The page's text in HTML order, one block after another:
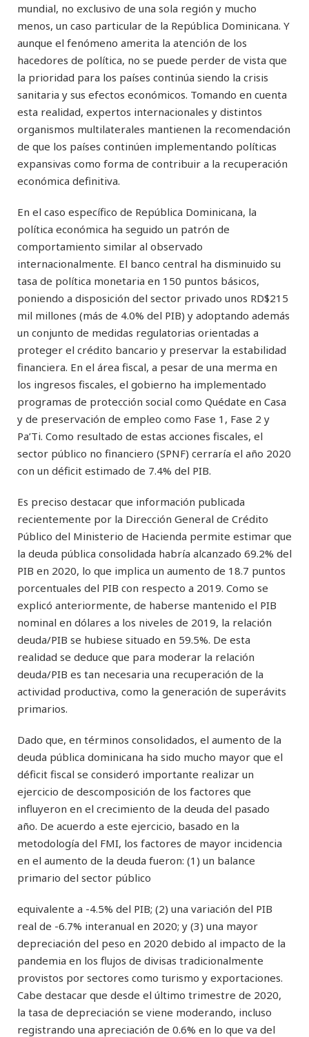
mundial, no exclusivo de una sola región y mucho
menos, un caso particular de la República Dominicana. Y
aunque el fenómeno amerita la atención de los
hacedores de política, no se puede perder de vista que
la prioridad para los países continúa siendo la crisis
sanitaria y sus efectos económicos. Tomando en cuenta
esta realidad, expertos internacionales y distintos
organismos multilaterales mantienen la recomendación
de que los países continúen implementando políticas
expansivas como forma de contribuir a la recuperación
económica definitiva.
En el caso específico de República Dominicana, la
política económica ha seguido un patrón de
comportamiento similar al observado
internacionalmente. El banco central ha disminuido su
tasa de política monetaria en 150 puntos básicos,
poniendo a disposición del sector privado unos RD$215
mil millones (más de 4.0% del PIB) y adoptando además
un conjunto de medidas regulatorias orientadas a
proteger el crédito bancario y preservar la estabilidad
financiera. En el área fiscal, a pesar de una merma en
los ingresos fiscales, el gobierno ha implementado
programas de protección social como Quédate en Casa
y de preservación de empleo como Fase 1, Fase 2 y
Pa’Ti. Como resultado de estas acciones fiscales, el
sector público no financiero (SPNF) cerraría el año 2020
con un déficit estimado de 7.4% del PIB.
Es preciso destacar que información publicada
recientemente por la Dirección General de Crédito
Público del Ministerio de Hacienda permite estimar que
la deuda pública consolidada habría alcanzado 69.2% del
PIB en 2020, lo que implica un aumento de 18.7 puntos
porcentuales del PIB con respecto a 2019. Como se
explicó anteriormente, de haberse mantenido el PIB
nominal en dólares a los niveles de 2019, la relación
deuda/PIB se hubiese situado en 59.5%. De esta
realidad se deduce que para moderar la relación
deuda/PIB es tan necesaria una recuperación de la
actividad productiva, como la generación de superávits
primarios.
Dado que, en términos consolidados, el aumento de la
deuda pública dominicana ha sido mucho mayor que el
déficit fiscal se consideró importante realizar un
ejercicio de descomposición de los factores que
influyeron en el crecimiento de la deuda del pasado
año. De acuerdo a este ejercicio, basado en la
metodología del FMI, los factores de mayor incidencia
en el aumento de la deuda fueron: (1) un balance
primario del sector público
equivalente a -4.5% del PIB; (2) una variación del PIB
real de -6.7% interanual en 2020; y (3) una mayor
depreciación del peso en 2020 debido al impacto de la
pandemia en los flujos de divisas tradicionalmente
provistos por sectores como turismo y exportaciones.
Cabe destacar que desde el último trimestre de 2020,
la tasa de depreciación se viene moderando, incluso
registrando una apreciación de 0.6% en lo que va del